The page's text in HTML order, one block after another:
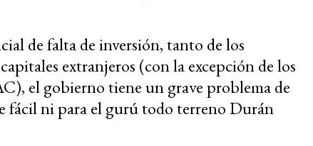
de falta de inversión, tanto de los
extranjeros (con la excepción de los
el gobierno tiene un grave problema de
fácil ni para el gurú todo terreno Durán